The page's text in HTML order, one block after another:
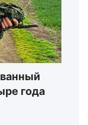
года